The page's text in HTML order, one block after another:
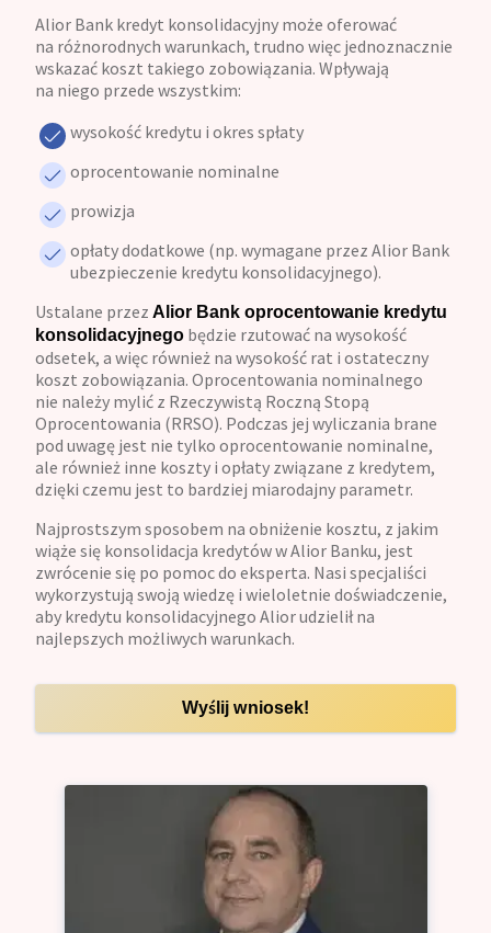
Alior Bank kredyt konsolidacyjny może oferować
na różnorodnych warunkach, trudno więc jednoznacznie
wskazać koszt takiego zobowiązania. Wpływają
na niego przede wszystkim:
wysokość kredytu i okres spłaty
oprocentowanie nominalne
prowizja
opłaty dodatkowe (np. wymagane przez Alior Bank
ubezpieczenie kredytu konsolidacyjnego).
Ustalane przez Alior Bank oprocentowanie kredytu
konsolidacyjnego będzie rzutować na wysokość
odsetek, a więc również na wysokość rat i ostateczny
koszt zobowiązania. Oprocentowania nominalnego
nie należy mylić z Rzeczywistą Roczną Stopą
Oprocentowania (RRSO). Podczas jej wyliczania brane
pod uwagę jest nie tylko oprocentowanie nominalne,
ale również inne koszty i opłaty związane z kredytem,
dzięki czemu jest to bardziej miarodajny parametr.
Najprostszym sposobem na obniżenie kosztu, z jakim
wiąże się konsolidacja kredytów w Alior Banku, jest
zwrócenie się po pomoc do eksperta. Nasi specjaliści
wykorzystują swoją wiedzę i wieloletnie doświadczenie,
aby kredytu konsolidacyjnego Alior udzielił na
najlepszych możliwych warunkach.
Wyślij wniosek!